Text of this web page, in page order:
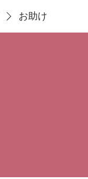
お助け